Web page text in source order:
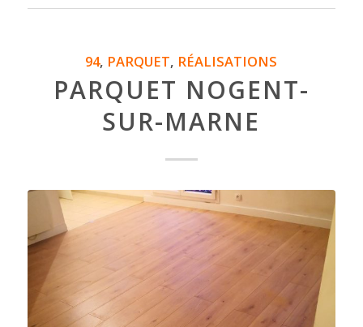
94, PARQUET, RÉALISATIONS
PARQUET NOGENT-
SUR-MARNE